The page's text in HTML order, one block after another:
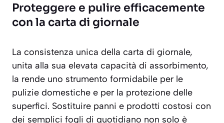
Proteggere e pulire efficacemente
con la carta di giornale
La consistenza unica della carta di giornale,
unita alla sua elevata capacità di assorbimento,
la rende uno strumento formidabile per le
pulizie domestiche e per la protezione delle
superfici. Sostituire panni e prodotti costosi con
dei semplici fogli di quotidiano non solo è